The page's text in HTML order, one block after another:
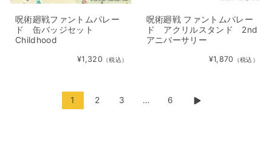
呪術廻戦ファントムパレー
ド 缶バッジセット
Childhood
¥1,320 （税込）
呪術廻戦 ファントムパレー
ド アクリルスタンド 2nd
アニバーサリー
¥1,870 （税込）
1 2 3 … 6
次